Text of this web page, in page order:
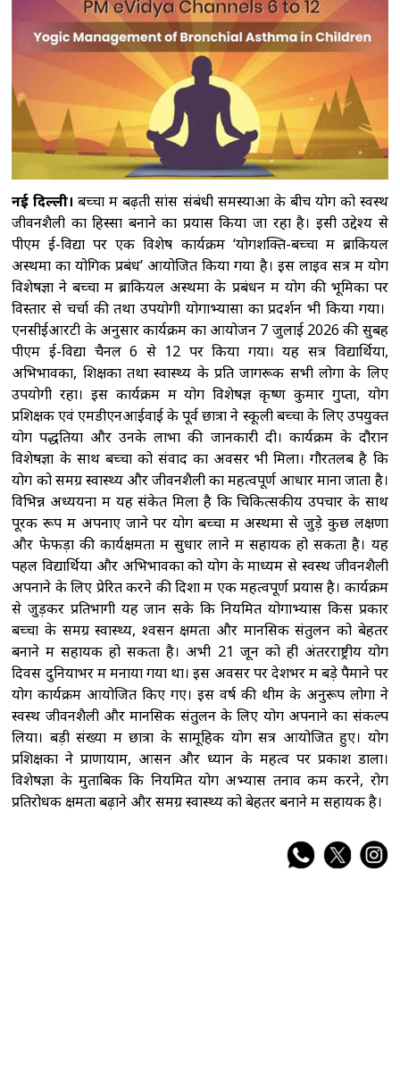
विनिर्माण और सरकारी योजनाओं से मिली नई ताकत:
पीएम मोदी
'2023 में पारित महिला आरक्षण कानून
को बिना किसी शर्त के लागू करें', राहुल गांधी का रिजिजू
को जवाब
राहुल गांधी को महिला आरक्षण विधेयक
का समर्थन करने में कोई दिक्कत नहीं होनी चाहिए :
रिजिजू
ट्रंप ने रणनीतिक खनिज परियोजनाओं के
लिए 2 अरब डॉलर निवेश का किया ऐलान, रक्षा सप्लाई
चेन मजबूत करने पर जोर
नई दिल्ली।बच्चों में बढ़ती सांस संबंधी समस्याओं के बीच योग को स्वस्थ
जीवनशैली का हिस्सा बनाने का प्रयास किया जा रहा है। इसी उद्देश्य से
पीएम ई-विद्या पर एक विशेष कार्यक्रम ‘योगशक्ति-बच्चों में ब्रोंकियल
अस्थमा का योगिक प्रबंध’ आयोजित किया गया है। इस लाइव सत्र में योग
विशेषज्ञों ने बच्चों में ब्रोंकियल अस्थमा के प्रबंधन में योग की भूमिका पर
विस्तार से चर्चा की तथा उपयोगी योगाभ्यासों का प्रदर्शन भी किया गया।
एनसीईआरटी के अनुसार कार्यक्रम का आयोजन 7 जुलाई 2026 की सुबह
पीएम ई-विद्या चैनल 6 से 12 पर किया गया। यह सत्र विद्यार्थियों,
अभिभावकों, शिक्षकों तथा स्वास्थ्य के प्रति जागरूक सभी लोगों के लिए
उपयोगी रहा। इस कार्यक्रम में योग विशेषज्ञ कृष्ण कुमार गुप्ता, योग
प्रशिक्षक एवं एमडीएनआईवाई के पूर्व छात्रों ने स्कूली बच्चों के लिए उपयुक्त
योग पद्धतियों और उनके लाभों की जानकारी दी। कार्यक्रम के दौरान
विशेषज्ञों के साथ बच्चों को संवाद का अवसर भी मिला। गौरतलब है कि
योग को समग्र स्वास्थ्य और जीवनशैली का महत्वपूर्ण आधार माना जाता है।
विभिन्न अध्ययनों में यह संकेत मिला है कि चिकित्सकीय उपचार के साथ
पूरक रूप में अपनाए जाने पर योग बच्चों में अस्थमा से जुड़े कुछ लक्षणों
और फेफड़ों की कार्यक्षमता में सुधार लाने में सहायक हो सकता है। यह
पहल विद्यार्थियों और अभिभावकों को योग के माध्यम से स्वस्थ जीवनशैली
अपनाने के लिए प्रेरित करने की दिशा में एक महत्वपूर्ण प्रयास है। कार्यक्रम
से जुड़कर प्रतिभागी यह जान सके कि नियमित योगाभ्यास किस प्रकार
बच्चों के समग्र स्वास्थ्य, श्वसन क्षमता और मानसिक संतुलन को बेहतर
बनाने में सहायक हो सकता है। अभी 21 जून को ही अंतरराष्ट्रीय योग
दिवस दुनियाभर में मनाया गया था। इस अवसर पर देशभर में बड़े पैमाने पर
योग कार्यक्रम आयोजित किए गए। इस वर्ष की थीम के अनुरूप लोगों ने
स्वस्थ जीवनशैली और मानसिक संतुलन के लिए योग अपनाने का संकल्प
लिया। बड़ी संख्या में छात्रों के सामूहिक योग सत्र आयोजित हुए। योग
प्रशिक्षकों ने प्राणायाम, आसन और ध्यान के महत्व पर प्रकाश डाला।
विशेषज्ञों के मुताबिक कि नियमित योग अभ्यास तनाव कम करने, रोग
प्रतिरोधक क्षमता बढ़ाने और समग्र स्वास्थ्य को बेहतर बनाने में सहायक है।